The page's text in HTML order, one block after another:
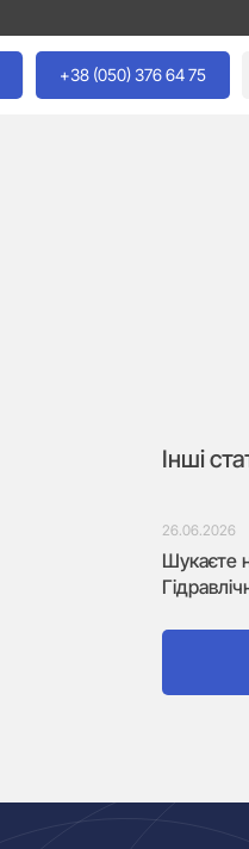
+38 (050) 376 64 75
Інші
26.06.2026
Шукаєте